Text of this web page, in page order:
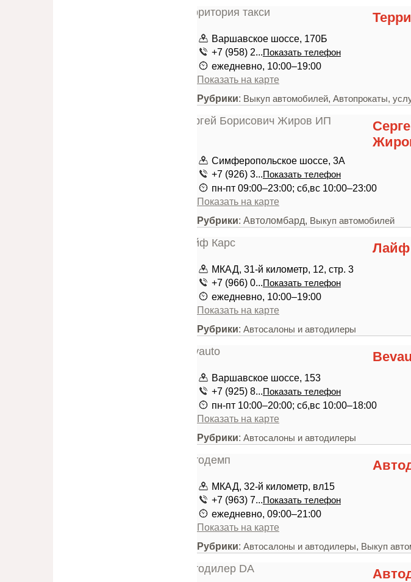
Варшавское шоссе, 170Б
+7 (958) 2...Показать телефон
ежедневно, 10:00–19:00
Показать на карте
Рубрики: Выкуп автомобилей, Автопрокаты,
Симферопольское шоссе, 3А
+7 (926) 3...Показать телефон
пн-пт 09:00–23:00; сб,вс 10:00–23:00
Показать на карте
Рубрики: Автоломбард, Выкуп автомобилей
Лайф
МКАД, 31-й километр, 12, стр. 3
+7 (966) 0...Показать телефон
ежедневно, 10:00–19:00
Показать на карте
Рубрики: Автосалоны и автодилеры
Варшавское шоссе, 153
+7 (925) 8...Показать телефон
пн-пт 10:00–20:00; сб,вс 10:00–18:00
Показать на карте
Рубрики: Автосалоны и автодилеры
МКАД, 32-й километр, вл15
+7 (963) 7...Показать телефон
ежедневно, 09:00–21:00
Показать на карте
Рубрики: Автосалоны и автодилеры, Выкуп